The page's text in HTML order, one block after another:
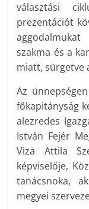
választási
prezentációt
szakma és a
miatt, sürgetve
Az
főkapitányság
alezredes
István Fejér
Viza Attila
képviselője,
tanácsnoka,
megyei